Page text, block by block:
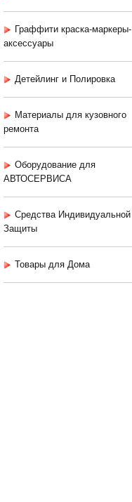
Граффити краска-маркеры-
аксессуары
Детейлинг и Полировка
Материалы для кузовного
ремонта
Оборудование для
АВТОСЕРВИСА
Средства Индивидуальной
Защиты
Товары для Дома